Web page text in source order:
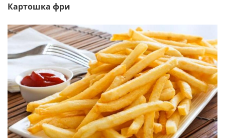
Картошка фри